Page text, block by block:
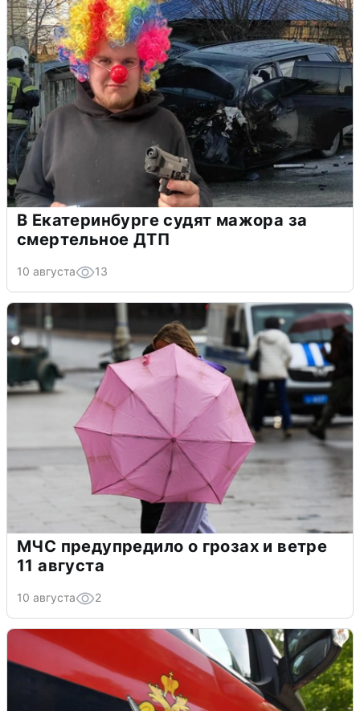
В Екатеринбурге судят мажора за
смертельное ДТП
10 августа 13
МЧС предупредило о грозах и ветре
11 августа
10 августа 2